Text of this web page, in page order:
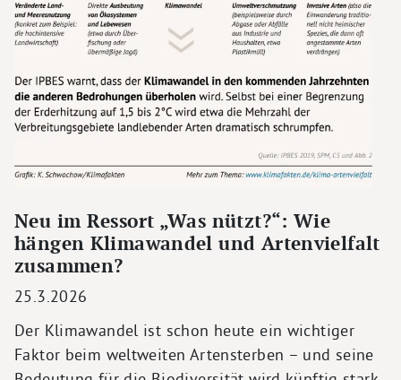
Neu im Ressort „Was nützt?“: Wie
hängen Klimawandel und Artenvielfalt
zusammen?
25.3.2026
Der Klimawandel ist schon heute ein wichtiger
Faktor beim weltweiten Artensterben – und seine